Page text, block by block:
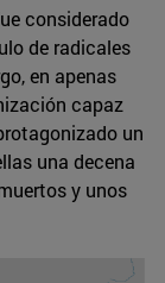
considerado
de radicales
en apenas
capaz
un
una decena
y unos